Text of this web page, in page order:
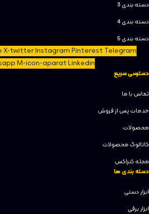
دسته بندی 3
دسته بندی 4
دسته بندی 5
X-twitterInstagramPinterest Telegram
M-icon-aparatLinkedin
دسترسی سریع
تماس با ما
خدمات پس از فروش
محصولات
کاتالوگ محصولات
مجله کنزاکس
دسته بندی ها
ابزار دستی
ابزار برقی